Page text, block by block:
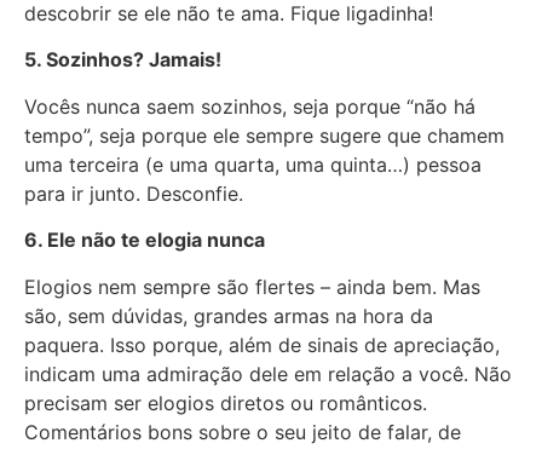
descobrir se ele não te ama. Fique ligadinha!
5. Sozinhos? Jamais!
Vocês nunca saem sozinhos, seja porque “não há
tempo”, seja porque ele sempre sugere que chamem
uma terceira (e uma quarta, uma quinta…) pessoa
para ir junto. Desconfie.
6. Ele não te elogia nunca
Elogios nem sempre são flertes – ainda bem. Mas
são, sem dúvidas, grandes armas na hora da
paquera. Isso porque, além de sinais de apreciação,
indicam uma admiração dele em relação a você. Não
precisam ser elogios diretos ou românticos.
Comentários bons sobre o seu jeito de falar, de